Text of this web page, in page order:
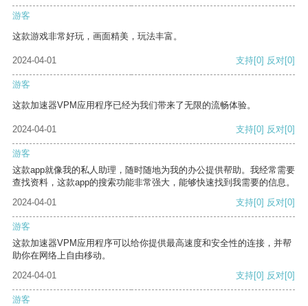
游客
这款游戏非常好玩，画面精美，玩法丰富。
2024-04-01 支持[0] 反对[0]
游客
这款加速器VPM应用程序已经为我们带来了无限的流畅体验。
2024-04-01 支持[0] 反对[0]
游客
这款app就像我的私人助理，随时随地为我的办公提供帮助。我经常需要
查找资料，这款app的搜索功能非常强大，能够快速找到我需要的信息。
2024-04-01
支持[0] 反对[0]
游客
这款加速器VPM应用程序可以给你提供最高速度和安全性的连接，并帮
助你在网络上自由移动。
2024-04-01
支持[0] 反对[0]
游客